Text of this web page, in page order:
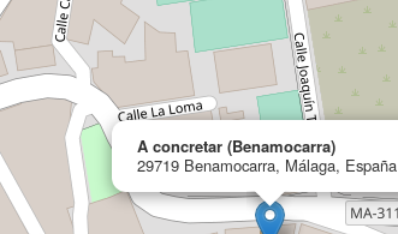
A concretar (Benamocarra)
29719 Benamocarra, Málaga, España